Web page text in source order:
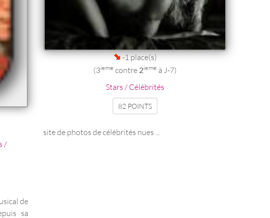
/
de
sa
-1 place(s)
(3ieme contre 2ieme à J-7)
Stars / Célébrités
82 POINTS
site de photos de célébrités nues ...